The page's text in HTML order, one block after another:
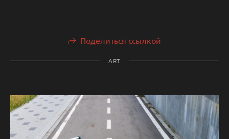
Поделиться ссылкой
ART